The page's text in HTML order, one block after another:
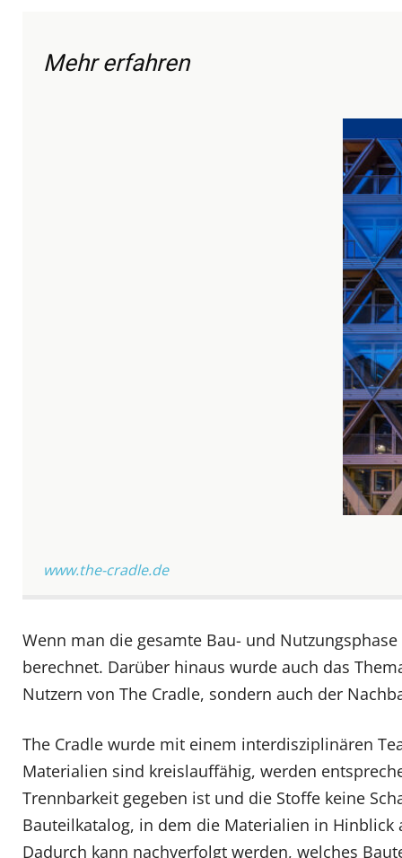
Mehr erfahren
www.the-cradle.de
Wenn man die gesamte Bau- und
berechnet. Darüber hinaus wurde auch das
Nutzern von The Cradle, sondern auch der
The Cradle wurde mit einem interdisziplinären
Materialien sind kreislauffähig, werden
Trennbarkeit gegeben ist und die Stoffe keine
Bauteilkatalog, in dem die Materialien in Hinblick
Dadurch kann nachverfolgt werden, welches